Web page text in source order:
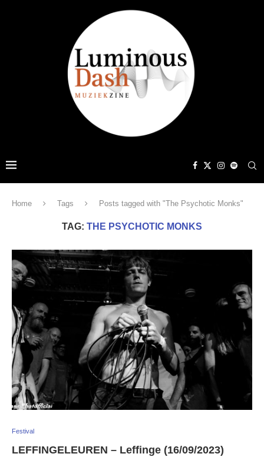
Home Tags Posts tagged with "The Psychotic Monks"
TAG: THE PSYCHOTIC MONKS
Festival
LEFFINGELEUREN – Leffinge (16/09/2023)